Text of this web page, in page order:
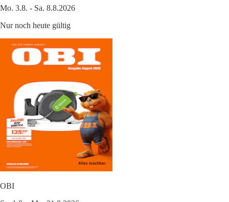
Mo. 3.8. - Sa. 8.8.2026
Nur noch heute gültig
OBI